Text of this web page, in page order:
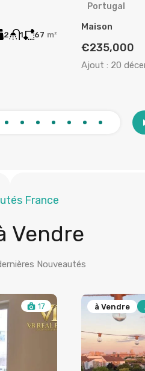
2 1 67 m²
Portugal
Maison
€235,000
Ajout : 20
France
Vendre
Nouveautés
17 à Vendre